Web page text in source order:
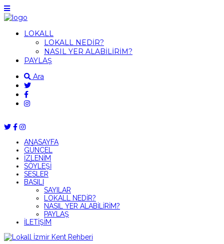
LOKALL
LOKALL NEDİR?
NASIL YER ALABİLİRİM?
PAYLAŞ
Ara
ANASAYFA
GÜNCEL
İZLENİM
SÖYLEŞİ
SESLER
BASILI
SAYILAR
LOKALL NEDİR?
NASIL YER ALABİLİRİM?
PAYLAŞ
İLETİŞİM